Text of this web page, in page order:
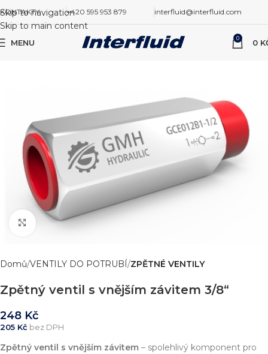
Skip to navigation
Skip to main content
KONTAKTY +420 595 953 879 interfluid@interfluid.com
MENU 0 0
Zvětšit obrázek
Domů VENTILY DO POTRUBÍ ZPĚTNÉ VENTILY
Zpětný ventil s vnějším závitem 3/8“
248 Kč
205 Kč bez DPH
Zpětný ventil s vnějším závitem – spolehlivý komponent pro